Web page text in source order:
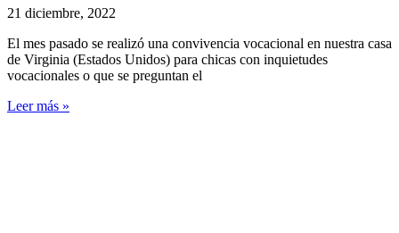
21 diciembre, 2022
El mes pasado se realizó una convivencia vocacional en nuestra casa
de Virginia (Estados Unidos) para chicas con inquietudes
vocacionales o que se preguntan el
Leer más »